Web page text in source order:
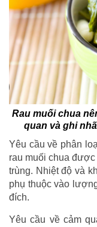
Rau muối chua
quan và ghi
Yêu cầu về phân
rau muối chua
trùng. Nhiệt độ và
phụ thuộc vào
đích.
Yêu cầu về cảm